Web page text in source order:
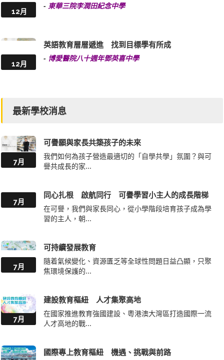
12月
- 東華三院李潤田紀念中學
12月
英語教育層層遞進 找到目標學有所成
- 博愛醫院八十週年鄧英喜中學
最新學校消息
7月
可譽願與家長共築孩子的未來
我們如何為孩子營造最適切的「自學共學」氛圍？與可
譽共成長的家...
7月
同心扎根 啟航同行 可譽學習小主人的成長階梯
在可譽，我們與家長同心，從小學階段培育孩子成為學
習的主人，朝...
7月
可持續發展教育
隨着氣候變化、資源匱乏等全球性問題日益凸顯，只聚
焦環境保護的...
7月
建設教育樞紐 人才集聚高地
在國家推進教育強國建設、粵港澳大灣區打造國際一流
人才高地的戰...
國際專上教育樞紐 機遇、挑戰與前路